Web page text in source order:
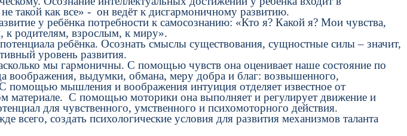
такой как все» - он ведёт к дисгармоничному развитию.
у ребёнка потребности к самосознанию: «Кто я? Какой я? Мои чувства,
к родителям, взрослым, к миру».
ребёнка. Осознать смыслы существования, сущностные силы – значит,
уровень развития.
мы гармоничны. С помощью чувств она оценивает наше состояние по
воображения, выдумки, обмана, меру добра и благ: возвышенного,
помощью мышления и воображения интуиция отделяет известное от
материале. С помощью моторики она выполняет и регулирует движение и
для чувственного, умственного и психомоторного действия.
создать психологические условия для развития механизмов таланта